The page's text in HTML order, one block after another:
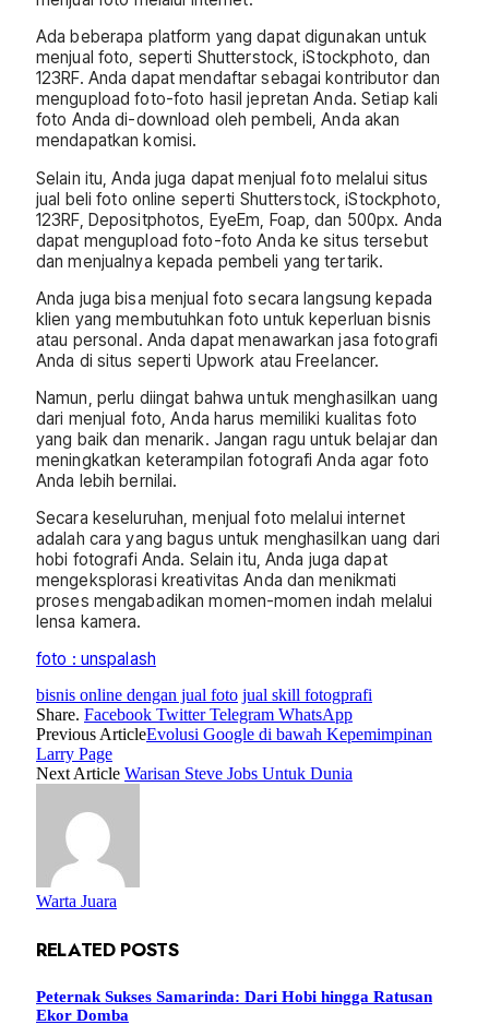
Ada beberapa platform yang dapat digunakan untuk
menjual foto, seperti Shutterstock, iStockphoto, dan
123RF. Anda dapat mendaftar sebagai kontributor dan
mengupload foto-foto hasil jepretan Anda. Setiap kali
foto Anda di-download oleh pembeli, Anda akan
mendapatkan komisi.
Selain itu, Anda juga dapat menjual foto melalui situs
jual beli foto online seperti Shutterstock, iStockphoto,
123RF, Depositphotos, EyeEm, Foap, dan 500px. Anda
dapat mengupload foto-foto Anda ke situs tersebut
dan menjualnya kepada pembeli yang tertarik.
Anda juga bisa menjual foto secara langsung kepada
klien yang membutuhkan foto untuk keperluan bisnis
atau personal. Anda dapat menawarkan jasa fotografi
Anda di situs seperti Upwork atau Freelancer.
Namun, perlu diingat bahwa untuk menghasilkan uang
dari menjual foto, Anda harus memiliki kualitas foto
yang baik dan menarik. Jangan ragu untuk belajar dan
meningkatkan keterampilan fotografi Anda agar foto
Anda lebih bernilai.
Secara keseluruhan, menjual foto melalui internet
adalah cara yang bagus untuk menghasilkan uang dari
hobi fotografi Anda. Selain itu, Anda juga dapat
mengeksplorasi kreativitas Anda dan menikmati
proses mengabadikan momen-momen indah melalui
lensa kamera.
foto : unspalash
bisnis online dengan jual foto jual skill fotogprafi
Share. Facebook Twitter Telegram WhatsApp
Previous ArticleEvolusi Google di bawah Kepemimpinan
Larry Page
Next Article Warisan Steve Jobs Untuk Dunia
Warta Juara
RELATED POSTS
Peternak Sukses Samarinda: Dari Hobi hingga Ratusan
Ekor Domba